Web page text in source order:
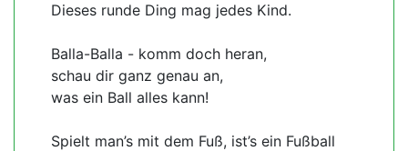
Dieses runde Ding mag jedes Kind.
Balla-Balla - komm doch heran,
schau dir ganz genau an,
was ein Ball alles kann!
Spielt man’s mit dem Fuß, ist’s ein Fußball